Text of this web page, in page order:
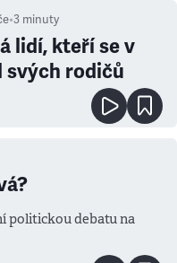
•3 minuty
lidí, kteří se v
svých rodičů
politickou debatu na